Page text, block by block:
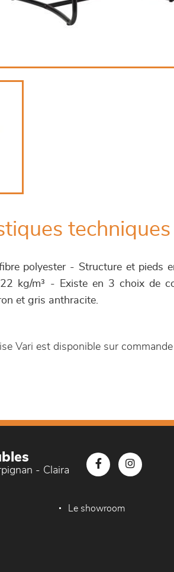
techniques
polyester - Structure et pieds
22 kg/m³ - Existe en 3 choix de
et gris anthracite.
Vari est disponible sur
- Claira
Le showroom